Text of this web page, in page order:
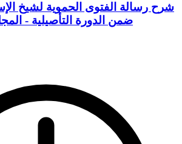
ضمن الدورة التأصيلية -